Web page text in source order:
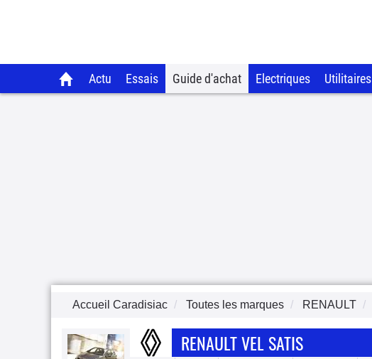
Actu Essais Guide d'achat Electriques Utilitaires
Accueil Caradisiac Toutes les marques RENAULT
RENAULT VEL SATIS